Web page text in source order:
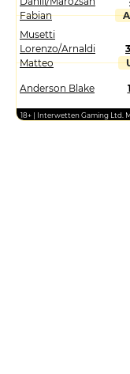
Fabian
Musetti
Lorenzo/Arnaldi
Matteo
Anderson Blake
18+ | Interwetten Gaming Ltd.